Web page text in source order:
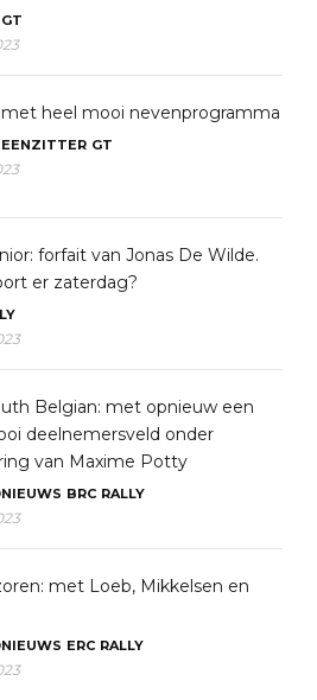
GT
met heel mooi nevenprogramma
EENZITTER GT
forfait van Jonas De Wilde.
er zaterdag?
Belgian: met opnieuw een
deelnemersveld onder
van Maxime Potty
BRC RALLY
met Loeb, Mikkelsen en
ERC RALLY